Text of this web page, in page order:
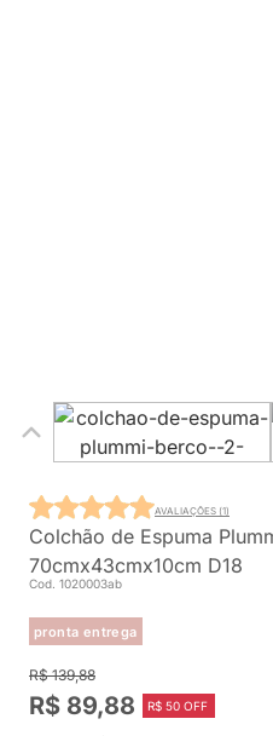
Colchão de Espuma
70cmx43cmx10cm D18
Cod. 1020003ab
pronta entrega
AVALIAÇÕES (1)
R$ 139,88
R$ 89,88 R$ 50 OFF